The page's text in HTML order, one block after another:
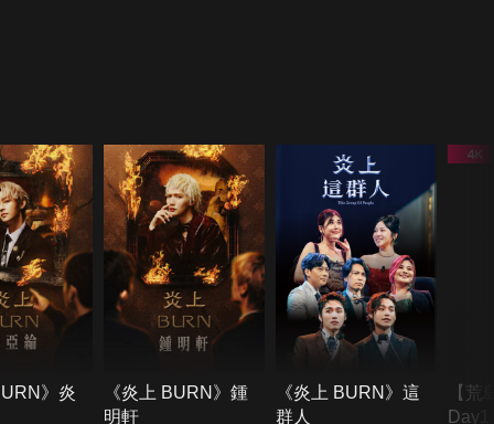
》炎
《炎上 BURN》鍾
明軒
《炎上 BURN》這
群人
【荒